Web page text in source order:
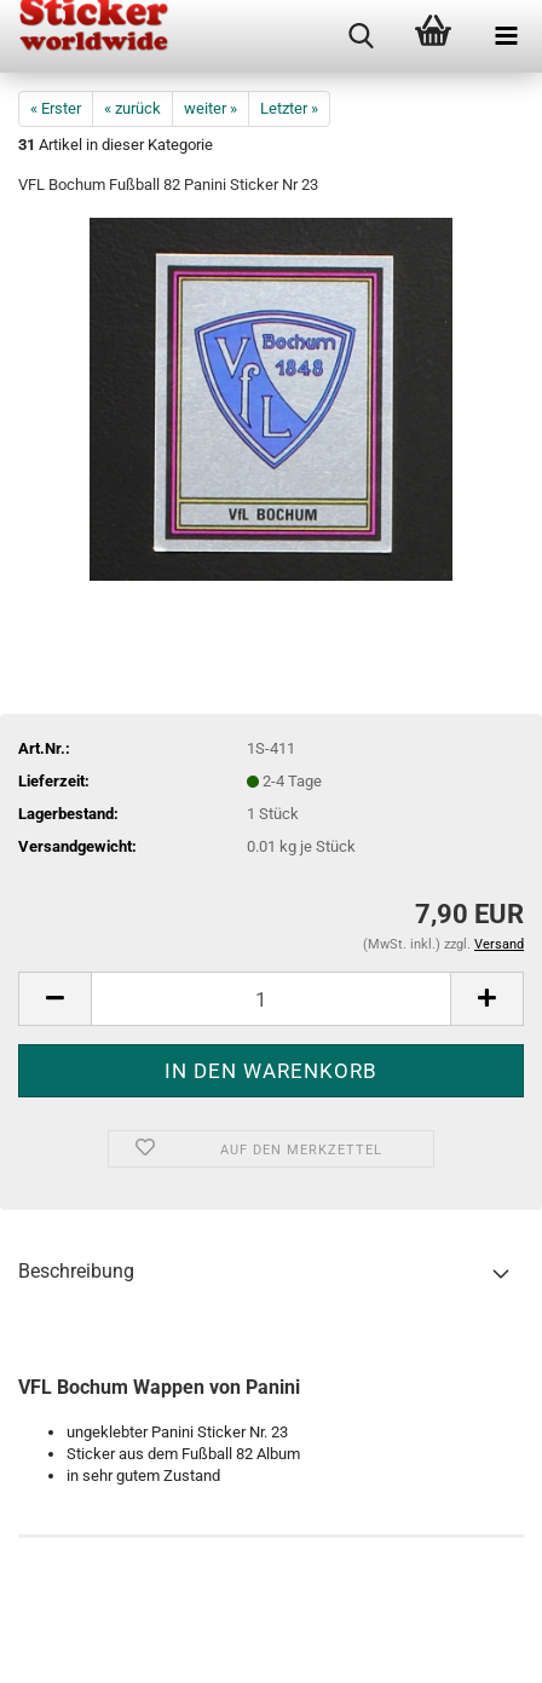
« Erster « zurück weiter »
Letzter »
31 Artikel in dieser Kategorie
VFL Bochum Fußball 82 Panini Sticker Nr 23
Art.Nr.:
1S-411
Lieferzeit:
2-4 Tage
Lagerbestand:
1Stück
Versandgewicht:
0.01 kg je Stück
7,90 EUR
(MwSt. inkl.) zzgl. Versand
AUF DEN MERKZETTEL
Beschreibung
VFL Bochum Wappen von Panini
ungeklebter Panini Sticker Nr. 23
Sticker aus dem Fußball 82 Album
in sehr gutem Zustand